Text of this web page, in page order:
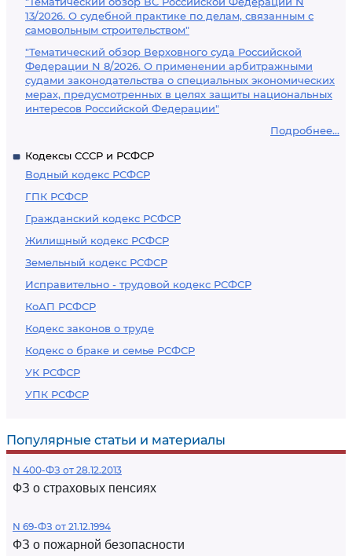
13/2026. О судебной практике по делам, связанным с
самовольным строительством"
"Тематический обзор Верховного суда Российской
Федерации N 8/2026. О применении арбитражными
судами законодательства о специальных экономических
мерах, предусмотренных в целях защиты национальных
интересов Российской Федерации"
Подробнее...
Кодексы СССР и РСФСР
Водный кодекс РСФСР
ГПК РСФСР
Гражданский кодекс РСФСР
Жилищный кодекс РСФСР
Земельный кодекс РСФСР
Исправительно - трудовой кодекс РСФСР
КоАП РСФСР
Кодекс законов о труде
Кодекс о браке и семье РСФСР
УК РСФСР
УПК РСФСР
Популярные статьи и материалы
N 400-ФЗ от 28.12.2013
ФЗ о страховых пенсиях
N 69-ФЗ от 21.12.1994
ФЗ о пожарной безопасности